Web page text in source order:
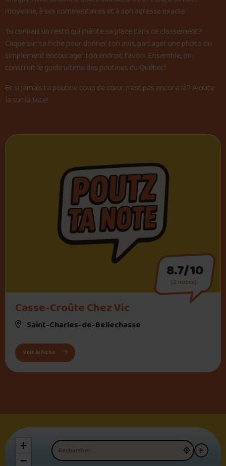
moyenne, à ses commentaires et à son adresse exacte.
Tu connais un resto qui mérite sa place dans ce classement?
Clique sur sa fiche pour donner ton avis, partager une photo ou
simplement encourager ton endroit favori. Ensemble, on
construit le guide ultime des poutines du Québec!
Et si jamais ta poutine coup de cœur n’est pas encore là? Ajoute
la sur la liste!
Casse-Croûte Chez Vic
Saint-Charles-de-Bellechasse
8.7/10
(2 notes)
Voir la fiche : Casse-Croûte Chez Vic
Nom du restaurant
+
−